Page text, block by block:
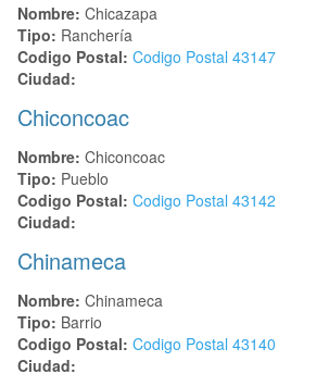
Nombre: Chicazapa
Tipo: Ranchería
Codigo Postal: Codigo Postal 43147
Ciudad:
Chiconcoac
Nombre: Chiconcoac
Tipo: Pueblo
Codigo Postal: Codigo Postal 43142
Ciudad:
Chinameca
Nombre: Chinameca
Tipo: Barrio
Codigo Postal: Codigo Postal 43140
Ciudad: